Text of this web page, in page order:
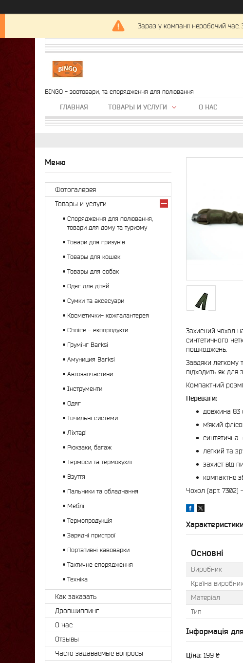
Зараз у компанії неробочий
BINGO - зоотовари, та спорядження для полювання
ГЛАВНАЯ ТОВАРЫ И УСЛУГИ О НАС
Захисний чохол
синтетичного
пошкоджень.
Завдяки легкому
підходить як для
Компактний
Переваги:
довжина 83
м’який
синтетична
легкий та
захист від
компактне
Чохол (арт. 7302)
Основні
Виробник
Країна
Матеріал
Тип
Інформація
Ціна: 199 ₴
Фотогалерея
Товары и услуги
Спорядження для полювання,
товари для дому та туризму
Товари для гризунів
Товары для кошек
Товары для собак
Одяг для дітей.
Сумки та аксесуари
Косметички- кожгалантерея
Choice - екопродукти
Грумінг Barksi
Амуниция Barksi
Автозапчастини
Інструменти
Одяг
Точильні системи
Ліхтарі
Рюкзаки, багаж
Термоси та термокухлі
Взуття
Пальники та обладнання
Меблі
Термопродукція
Зарядні пристрої
Портативні кавоварки
Тактичне спорядження
Техніка
Как заказать
Дропшиппинг
О нас
Отзывы
Часто задаваемые вопросы